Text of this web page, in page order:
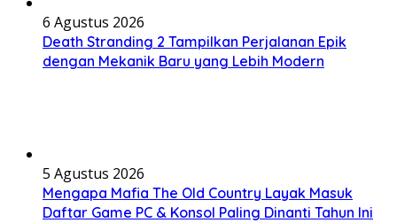
6 Agustus 2026
Death Stranding 2 Tampilkan Perjalanan Epik
dengan Mekanik Baru yang Lebih Modern
5 Agustus 2026
Mengapa Mafia The Old Country Layak Masuk
Daftar Game PC & Konsol Paling Dinanti Tahun Ini